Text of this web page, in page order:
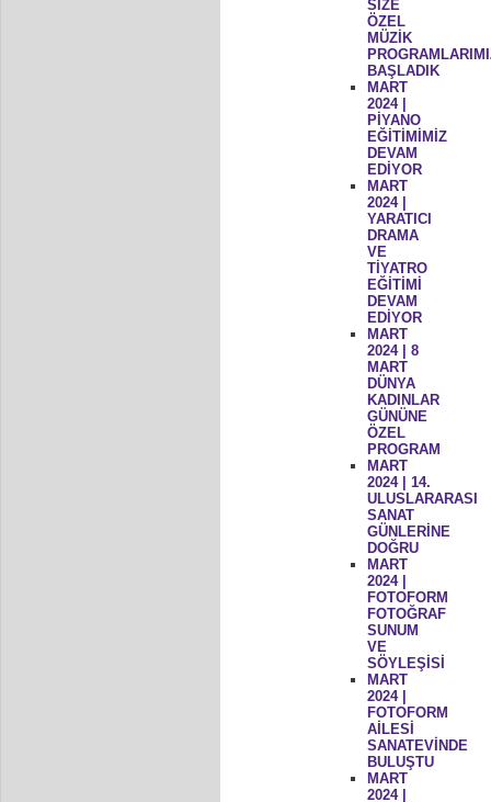
SİZE
ÖZEL
MÜZİK
BAŞLADIK
MART
2024 |
PİYANO
EĞİTİMİMİZ
DEVAM
EDİYOR
MART
2024 |
YARATICI
DRAMA
VE
TİYATRO
EĞİTİMİ
DEVAM
EDİYOR
MART
2024 | 8
MART
DÜNYA
KADINLAR
GÜNÜNE
ÖZEL
PROGRAM
MART
2024 | 14.
ULUSLARARASI
SANAT
GÜNLERİNE
DOĞRU
MART
2024 |
FOTOFORM
FOTOĞRAF
SUNUM
VE
SÖYLEŞİSİ
MART
2024 |
FOTOFORM
AİLESİ
SANATEVİNDE
BULUŞTU
MART
2024 |